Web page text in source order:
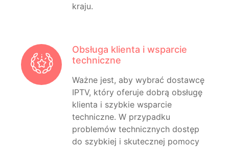
kraju.
Obsługa klienta i wsparcie
techniczne
Ważne jest, aby wybrać dostawcę
IPTV, który oferuje dobrą obsługę
klienta i szybkie wsparcie
techniczne. W przypadku
problemów technicznych dostęp
do szybkiej i skutecznej pomocy